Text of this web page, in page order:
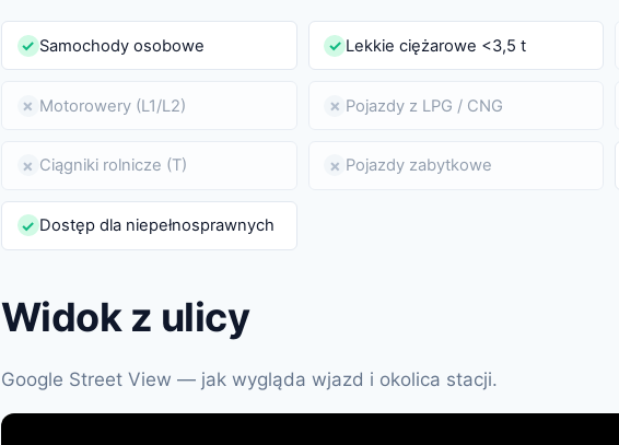
✓ Samochody osobowe ✓ Lekkie ciężarowe <3,5 t
✗ Motorowery (L1/L2) ✗ Pojazdy z LPG / CNG
✗ Ciągniki rolnicze (T) ✗ Pojazdy zabytkowe
✓ Dostęp dla niepełnosprawnych
Widok z ulicy
Google Street View — jak wygląda wjazd i okolica stacji.